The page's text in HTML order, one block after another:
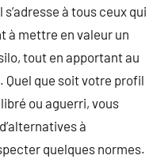
à tous ceux qui
à mettre en valeur un
tout en apportant au
Quel que soit votre profil
ou aguerri, vous
à
quelques normes.